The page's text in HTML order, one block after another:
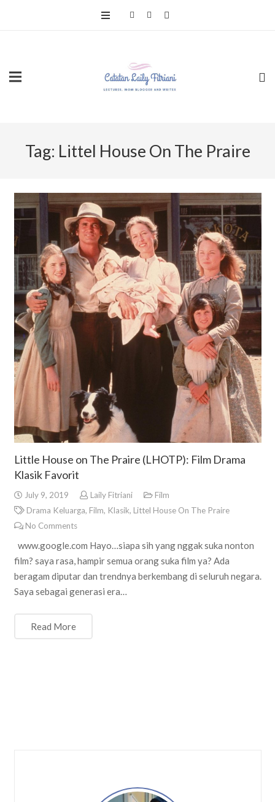
Tag: Littel House On The Praire
Little House on The Praire (LHOTP): Film Drama
Klasik Favorit
July 9, 2019 Laily Fitriani
Film
Drama Keluarga, Film, Klasik, Littel House On The Praire
No Comments
www.google.com Hayo…siapa sih yang nggak suka nonton
film? saya rasa, hampir semua orang suka film ya? Ada
beragam diputar dan trendnya berkembang di seluruh negara.
Saya sebagai generasi era…
Read More